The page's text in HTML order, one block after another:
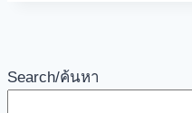
Search/ค้นหา